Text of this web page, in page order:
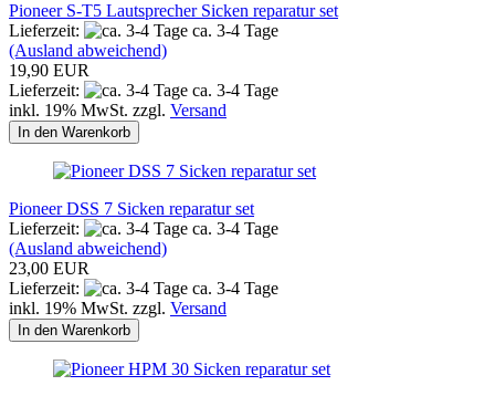
Pioneer S-T5 Lautsprecher Sicken reparatur set
Lieferzeit:
ca. 3-4 Tage
(Ausland abweichend)
19,90 EUR
Lieferzeit:
ca. 3-4 Tage
inkl. 19% MwSt. zzgl. Versand
In den Warenkorb
Pioneer DSS 7 Sicken reparatur set
Lieferzeit:
ca. 3-4 Tage
(Ausland abweichend)
23,00 EUR
Lieferzeit:
ca. 3-4 Tage
inkl. 19% MwSt. zzgl. Versand
In den Warenkorb